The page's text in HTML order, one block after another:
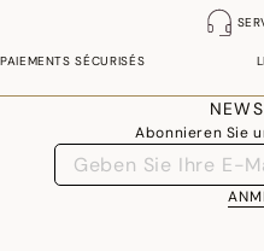
PAIEMENTS SÉCURISÉS
Abonnieren Sie